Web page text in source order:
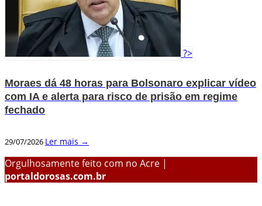
?>
Moraes dá 48 horas para Bolsonaro explicar vídeo
com IA e alerta para risco de prisão em regime
fechado
29/07/2026 Ler mais →
Orgulhosamente feito com no Acre |
portaldorosas.com.br